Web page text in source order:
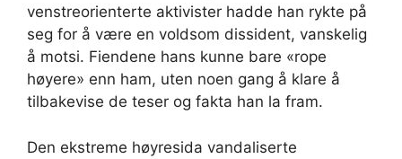
venstreorienterte aktivister hadde han rykte på
seg for å være en voldsom dissident, vanskelig
å motsi. Fiendene hans kunne bare «rope
høyere» enn ham, uten noen gang å klare å
tilbakevise de teser og fakta han la fram.
Den ekstreme høyresida vandaliserte